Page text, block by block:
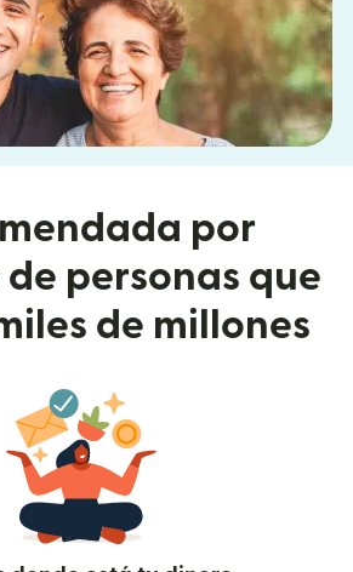
por
personas que
de millones